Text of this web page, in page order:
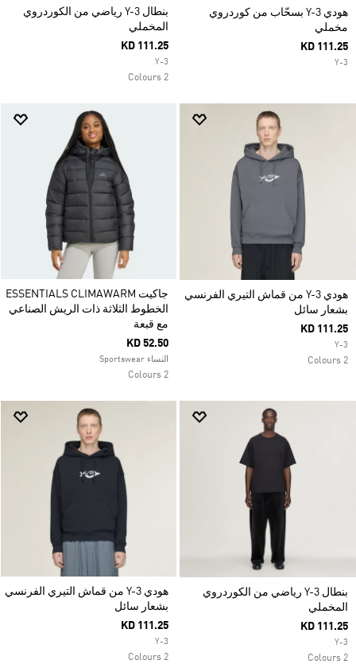
هودي Y-3 بسحّاب من كوردروي
مخملي
KD 111.25
Y-3
بنطال Y-3 رياضي من الكوردروي
المخملي
KD 111.25
Y-3
2 Colours
هودي Y-3 من قماش التيري الفرنسي
بشعار سائل
KD 111.25
Y-3
2 Colours
جاكيت ESSENTIALS CLIMAWARM
الخطوط الثلاثة ذات الريش الصناعي
مع قبعة
KD 52.50
النساء Sportswear
2 Colours
بنطال Y-3 رياضي من الكوردروي
المخملي
KD 111.25
Y-3
2 Colours
هودي Y-3 من قماش التيري الفرنسي
بشعار سائل
KD 111.25
Y-3
2 Colours